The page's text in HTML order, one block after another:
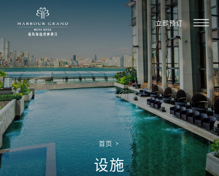
立即预订
首页 >
设施